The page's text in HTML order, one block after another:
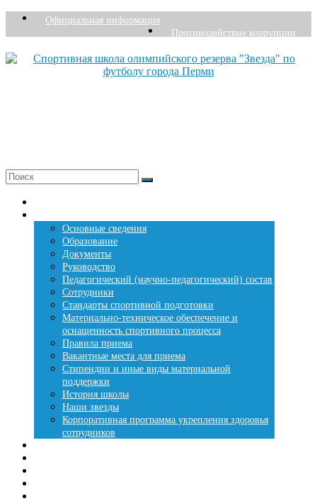
ПерейтиОфициальная информация
Противодействие коррупции
Меню
Основные сведения
Образование
Документы
Руководство
Педагогический (научно-педагогический) состав
Сотрудники
Стандарты спортивной подготовки
Материально-техническое обеспечение и
оснащенность спортивного процесса
Правила приема
Вакантные места для приема
Стипендии и иные виды материальной
поддержки
История школы
Наши звезды
Корпоративная программа укрепления здоровья
сотрудников